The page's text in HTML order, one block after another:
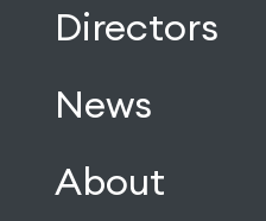
Directors
News
About